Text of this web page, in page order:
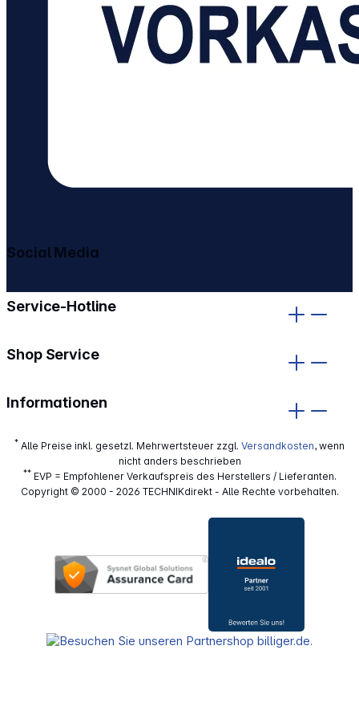
Service-Hotline
Shop Service
Informationen
Social Media
* Alle Preise inkl. gesetzl. Mehrwertsteuer zzgl. Versandkosten, wenn
nicht anders beschrieben
**EVP = Empfohlener Verkaufspreis des Herstellers / Lieferanten.
Copyright © 2000 - 2026 TECHNIKdirekt - Alle Rechte vorbehalten.